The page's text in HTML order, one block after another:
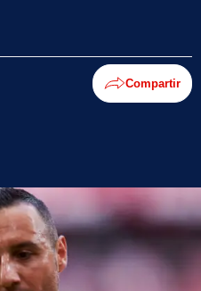
Compartir